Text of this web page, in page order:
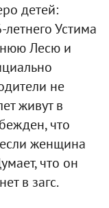
детей:
Устима
Лесю и
не
живут в
что
женщина
что он
в загс.